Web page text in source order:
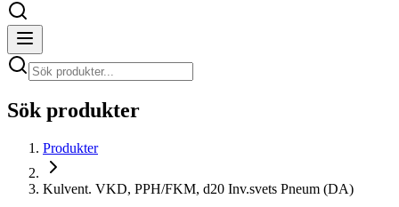
Sök produkter
Produkter
Kulvent. VKD, PPH/FKM, d20 Inv.svets Pneum (DA)